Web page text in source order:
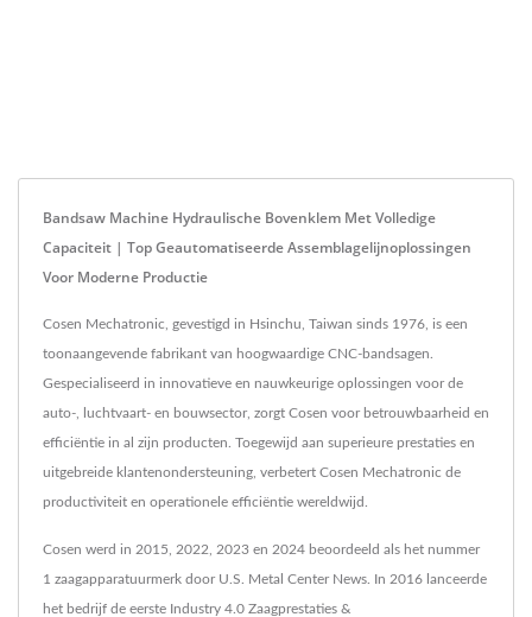
Bandsaw Machine Hydraulische Bovenklem Met Volledige
Capaciteit | Top Geautomatiseerde Assemblagelijnoplossingen
Voor Moderne Productie
Cosen Mechatronic, gevestigd in Hsinchu, Taiwan sinds 1976, is een
toonaangevende fabrikant van hoogwaardige CNC-bandsagen.
Gespecialiseerd in innovatieve en nauwkeurige oplossingen voor de
auto-, luchtvaart- en bouwsector, zorgt Cosen voor betrouwbaarheid en
efficiëntie in al zijn producten. Toegewijd aan superieure prestaties en
uitgebreide klantenondersteuning, verbetert Cosen Mechatronic de
productiviteit en operationele efficiëntie wereldwijd.
Cosen werd in 2015, 2022, 2023 en 2024 beoordeeld als het nummer
1 zaagapparatuurmerk door U.S. Metal Center News. In 2016 lanceerde
het bedrijf de eerste Industry 4.0 Zaagprestaties &